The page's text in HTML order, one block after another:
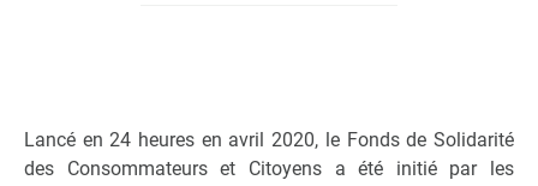
ME CONNECTER / ADHÉRER
Lancé en 24 heures en avril 2020, le Fonds de Solidarité
des Consommateurs et Citoyens a été initié par les